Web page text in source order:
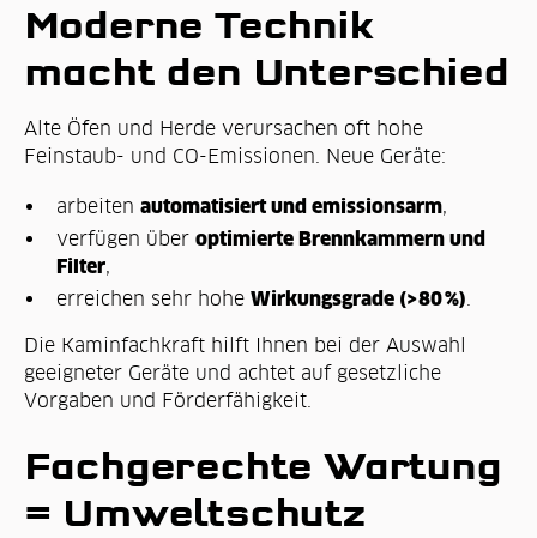
Moderne Technik
macht den Unterschied
Alte Öfen und Herde verursachen oft hohe
Feinstaub- und CO-Emissionen. Neue Geräte:
arbeitenautomatisiert und emissionsarm,
verfügen überoptimierte Brennkammern und
Filter,
erreichen sehr hoheWirkungsgrade (>80 %)
Die Kaminfachkraft hilft Ihnen bei der Auswahl
geeigneter Geräte und achtet auf gesetzliche
Vorgaben und Förderfähigkeit.
Fachgerechte Wartung
= Umweltschutz